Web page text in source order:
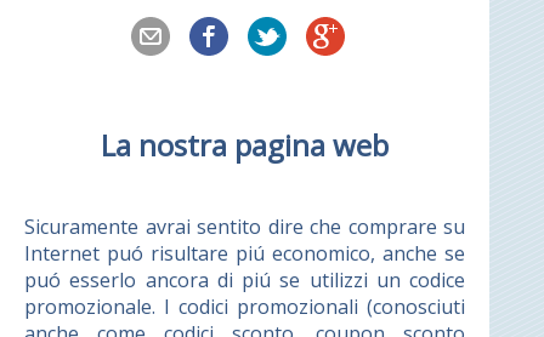
La nostra pagina web
Sicuramente avrai sentito dire che comprare su
Internet puó risultare piú economico, anche se
puó esserlo ancora di piú se utilizzi un codice
promozionale. I codici promozionali (conosciuti